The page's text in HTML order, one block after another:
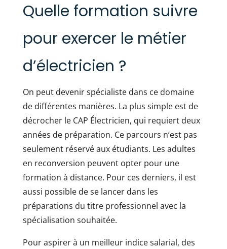
Quelle formation suivre
pour exercer le métier
d’électricien ?
On peut devenir spécialiste dans ce domaine
de différentes manières. La plus simple est de
décrocher le CAP Électricien, qui requiert deux
années de préparation. Ce parcours n’est pas
seulement réservé aux étudiants. Les adultes
en reconversion peuvent opter pour une
formation à distance. Pour ces derniers, il est
aussi possible de se lancer dans les
préparations du titre professionnel avec la
spécialisation souhaitée.
Pour aspirer à un meilleur indice salarial, des